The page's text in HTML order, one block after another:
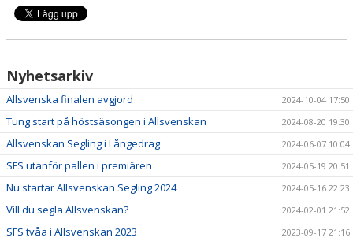
Nyhetsarkiv
Allsvenska finalen avgjord 2024-10-04 17:50
Tung start på höstsäsongen i Allsvenskan 2024-08-20 19:30
Allsvenskan Segling i Långedrag 2024-06-07 10:04
SFS utanför pallen i premiären 2024-05-19 20:51
Nu startar Allsvenskan Segling 2024 2024-05-16 22:23
Vill du segla Allsvenskan? 2024-02-01 21:52
SFS tvåa i Allsvenskan 2023 2023-09-17 21:16